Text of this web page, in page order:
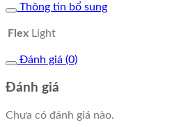
Thông tin bổ sung
Flex Light
Đánh giá (0)
Đánh giá
Chưa có đánh giá nào.